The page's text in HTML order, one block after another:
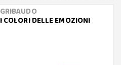
GRIBAUDO
I COLORI DELLE EMOZIONI